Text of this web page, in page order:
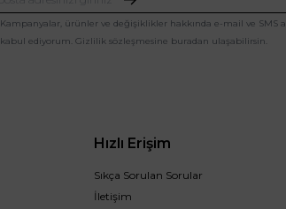
Kampanyalar, ürünler ve değişiklikler hakkında e-mail ve SMS
kabul ediyorum. Gizlilik sözleşmesine buradan ulaşabilirsin.
Hızlı Erişim
Sıkça Sorulan Sorular
İletişim